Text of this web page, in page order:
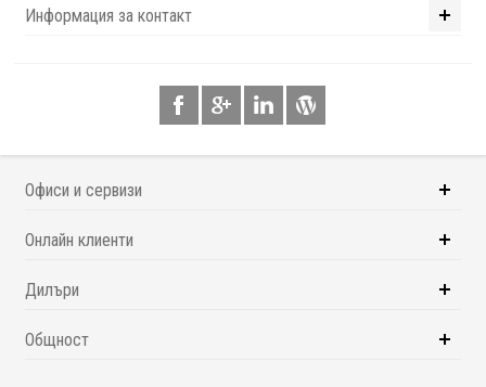
Информация за контакт
Офиси и сервизи
Онлайн клиенти
Дилъри
Общност